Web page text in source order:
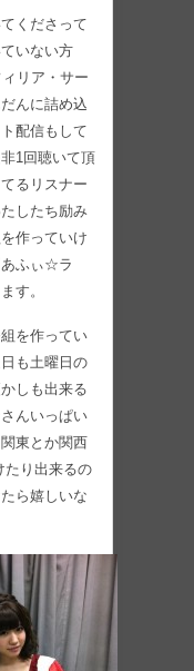
くださって
いない方
リア・サー
んに詰め込
配信もして
1回聴いて頂
るリスナー
したち励み
作っていけ
あふぃ☆ラ
す。
を作ってい
も土曜日の
しも出来る
んいっぱい
東とか関西
たり出来るの
ら嬉しいな